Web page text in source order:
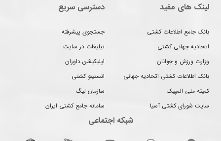
لینک های مفید
بانک جامع اطلاعات کشتی
اتحادیه جهانی کشتی
وزارت ورزش و جوانان
بانک اطلاعات کشتی اتحادیه جهانی
کمیته ملی المپیک
سایت شورای کشتی آسیا
دسترسی سریع
جستجوی پیشرفته
تبلیغات در سایت
اپلیکیشن داوران
انستیتو کشتی
سازمان لیگ
سامانه جامع کشتی ایران
شبکه اجتماعی